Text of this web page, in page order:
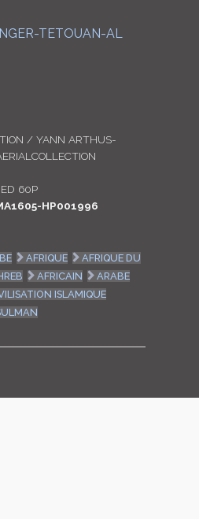
COLLECTIONS
TETOUAN-AL
/ YANN ARTHUS-
60P
HP001996
AFRIQUE
AFRIQUE DU
AFRICAIN
ARABE
ISLAMIQUE